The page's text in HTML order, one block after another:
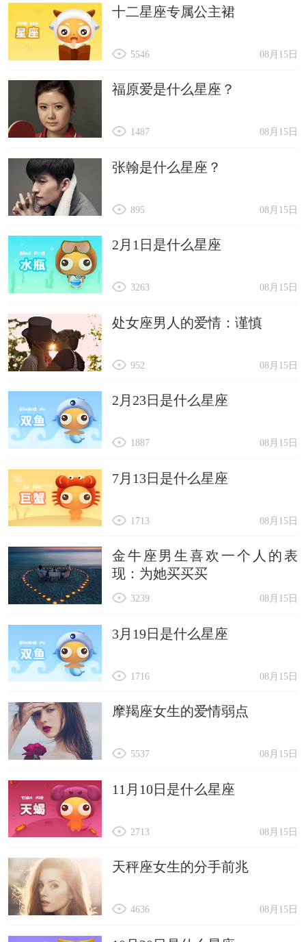
十二星座专属公主裙
08月15日
5546
福原爱是什么星座？
08月15日
1487
张翰是什么星座？
08月15日
895
2月1日是什么星座
08月15日
3263
处女座男人的爱情：谨慎
08月15日
952
2月23日是什么星座
08月15日
1887
7月13日是什么星座
08月15日
1713
金牛座男生喜欢一个人的表
现：为她买买买
08月15日
3239
3月19日是什么星座
08月15日
1716
摩羯座女生的爱情弱点
08月15日
5537
11月10日是什么星座
08月15日
2713
天秤座女生的分手前兆
08月15日
4636